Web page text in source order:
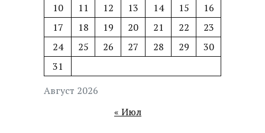
Август 2026
10
11 12 13 14 15
16
17
18 19 20 21 22
23
24
25 26 27 28 29
30
31
« Июл